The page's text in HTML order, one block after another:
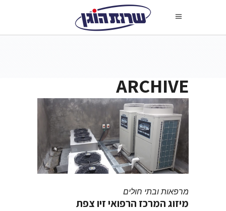
ARCHIVE
מרפאות ובתי חולים
מיזוג המרכז הרפואי זיו צפת